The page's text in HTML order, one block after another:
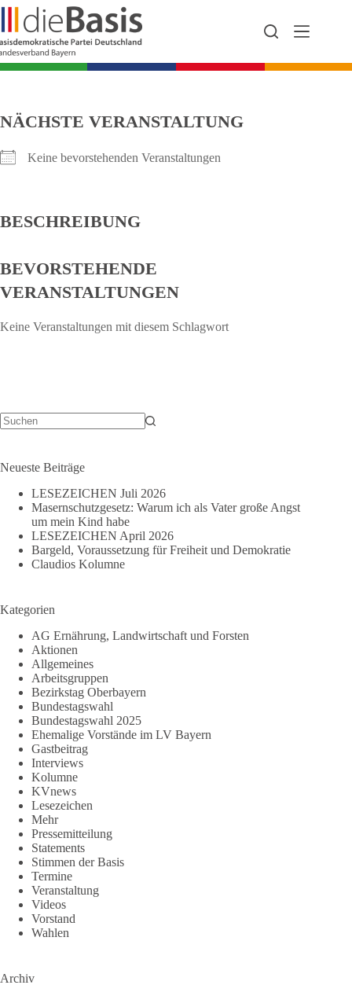
Zum
Inhalt
springen
NÄCHSTE VERANSTALTUNG
Keine bevorstehenden Veranstaltungen
BESCHREIBUNG
BEVORSTEHENDE
VERANSTALTUNGEN
Keine Veranstaltungen mit diesem Schlagwort
Neueste Beiträge
LESEZEICHEN Juli 2026
Masernschutzgesetz: Warum ich als Vater große Angst
um mein Kind habe
LESEZEICHEN April 2026
Bargeld, Voraussetzung für Freiheit und Demokratie
Claudios Kolumne
Kategorien
AG Ernährung, Landwirtschaft und Forsten
Aktionen
Allgemeines
Arbeitsgruppen
Bezirkstag Oberbayern
Bundestagswahl
Bundestagswahl 2025
Ehemalige Vorstände im LV Bayern
Gastbeitrag
Interviews
Kolumne
KVnews
Lesezeichen
Mehr
Pressemitteilung
Statements
Stimmen der Basis
Termine
Veranstaltung
Videos
Vorstand
Wahlen
Archiv